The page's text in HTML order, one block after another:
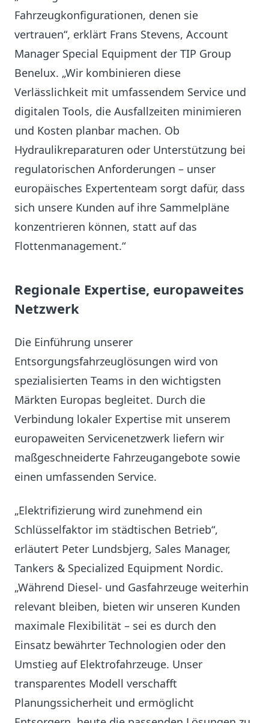
Fahrzeugkonfigurationen, denen sie
vertrauen“, erklärt Frans Stevens, Account
Manager Special Equipment der TIP Group
Benelux. „Wir kombinieren diese
Verlässlichkeit mit umfassendem Service und
digitalen Tools, die Ausfallzeiten minimieren
und Kosten planbar machen. Ob
Hydraulikreparaturen oder Unterstützung bei
regulatorischen Anforderungen – unser
europäisches Expertenteam sorgt dafür, dass
sich unsere Kunden auf ihre Sammelpläne
konzentrieren können, statt auf das
Flottenmanagement.“
Regionale Expertise, europaweites
Netzwerk
Die Einführung unserer
Entsorgungsfahrzeuglösungen wird von
spezialisierten Teams in den wichtigsten
Märkten Europas begleitet. Durch die
Verbindung lokaler Expertise mit unserem
europaweiten Servicenetzwerk liefern wir
maßgeschneiderte Fahrzeugangebote sowie
einen umfassenden Service.
„Elektrifizierung wird zunehmend ein
Schlüsselfaktor im städtischen Betrieb“,
erläutert Peter Lundsbjerg, Sales Manager,
Tankers & Specialized Equipment Nordic.
„Während Diesel- und Gasfahrzeuge weiterhin
relevant bleiben, bieten wir unseren Kunden
maximale Flexibilität – sei es durch den
Einsatz bewährter Technologien oder den
Umstieg auf Elektrofahrzeuge. Unser
transparentes Modell verschafft
Planungssicherheit und ermöglicht